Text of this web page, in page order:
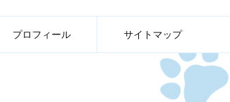
プロフィール サイトマップ